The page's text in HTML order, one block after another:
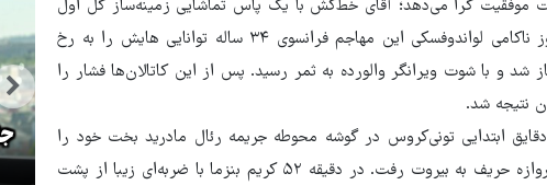
گرا می‌دهد؛ آقای خط‌کش با یک پاس تماشایی زمینه‌ساز گل اول
رئال بود؛ گلی که بنزما، به ثمر رساند تا در روز ناکامی لواندوفسکی این مهاجم فرانسوی ۳۴ ساله توانایی هایش را به رخ
و با شوت ویرانگر والورده به ثمر رسید. پس از این کاتالان‌ها فشار را
نتیجه شد.
ابتدایی تونی‌کروس در گوشه محوطه جریمه رئال مادرید بخت خود را
برای گلزنی امتحان کرد، اما ضربه او از بالای دروازه حریف به بیروت رفت. در دقیقه ۵۲ کریم بنزما با ضربه‌ای زیبا از پشت
روس از حال و هوای
امسال
ما به نوکری و خضوع هرچه بیشتر
در برابر زائران است